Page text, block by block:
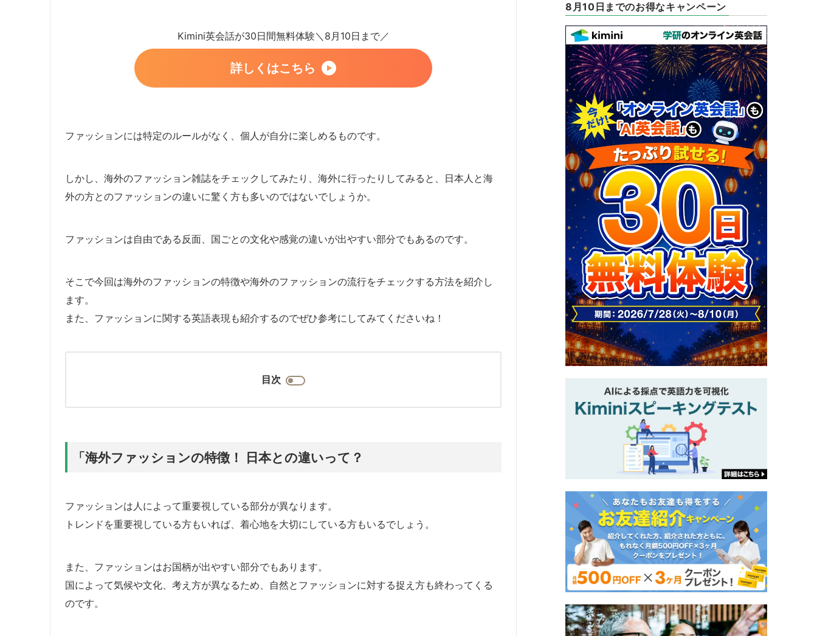
Kimini英会話が30日間無料体験＼8月10日まで／
詳しくはこちら
ファッションには特定のルールがなく、個人が自分に楽しめるものです。
しかし、海外のファッション雑誌をチェックしてみたり、海外に行ったりしてみると、日本人と海
外の方とのファッションの違いに驚く方も多いのではないでしょうか。
ファッションは自由である反面、国ごとの文化や感覚の違いが出やすい部分でもあるのです。
そこで今回は海外のファッションの特徴や海外のファッションの流行をチェックする方法を紹介し
ます。
また、ファッションに関する英語表現も紹介するのでぜひ参考にしてみてくださいね！
目次
「海外ファッションの特徴！ 日本との違いって？
ファッションは人によって重要視している部分が異なります。
トレンドを重要視している方もいれば、着心地を大切にしている方もいるでしょう。
また、ファッションはお国柄が出やすい部分でもあります。
国によって気候や文化、考え方が異なるため、自然とファッションに対する捉え方も終わってくる
のです。
8月10日までのお得なキャンペーン